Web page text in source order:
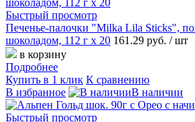
Быстрый просмотр
Печенье-палочки "Milka Lila Sticks",
шоколадом, 112 г x 20 161.29 руб. / шт
в корзину
Подробнее
Купить в 1 клик К сравнению
В избранное
В наличии
Быстрый просмотр